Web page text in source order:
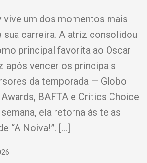
vive um dos momentos mais
sua carreira. A atriz consolidou
principal favorita ao Oscar
após vencer os principais
da temporada — Globo
BAFTA e Critics Choice
ela retorna às telas
“A Noiva!”. […]